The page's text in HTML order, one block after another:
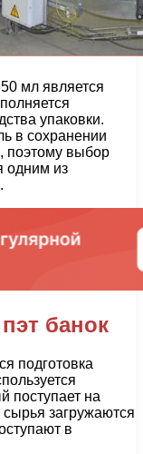
мл является
упаковки.
в сохранении
поэтому выбор
одним из
банок
подготовка
поступает на
загружаются
в